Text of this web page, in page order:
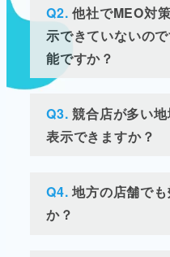
Q2.他社でMEO対
示できていないの
能ですか？
Q3. 競合店が多い
表示できますか？
Q4. 地方の店舗で
か？